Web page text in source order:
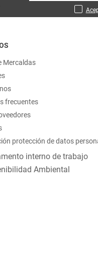
Mercaldas
frecuentes
protección de datos
interno de trabajo
Ambiental